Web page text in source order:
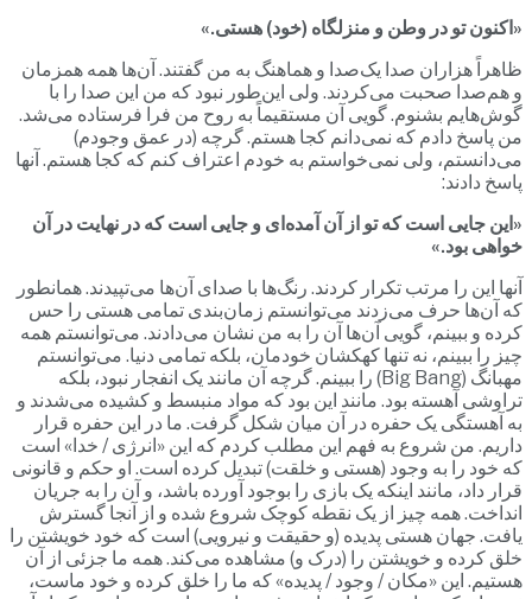
«اکنون تو در وطن و منزلگاه (خود) هستی.»
ظاهراً هزاران صدا یک‌صدا و هماهنگ به من گفتند. آن‌ها همه همزمان
و هم‌صدا صحبت می‌کردند. ولی این‌طور نبود که من این صدا را با
گوش‌هایم بشنوم. گویی آن مستقیماً به روح من فرا فرستاده می‌شد.
من پاسخ دادم که نمی‌دانم کجا هستم. گرچه (در عمق وجودم)
می‌دانستم، ولی نمی‌خواستم به خودم اعتراف کنم که کجا هستم. آنها
پاسخ دادند:
«این جایی است که تو از آن آمده‌ای و جایی است که در نهایت در آن
خواهی بود.»
آنها این را مرتب تکرار کردند. رنگ‌ها با صدای آن‌ها می‌تپیدند. همانطور
که آن‌ها حرف می‌زدند می‌توانستم زمان‌بندی تمامی هستی را حس
کرده و ببینم، گویی آن‌ها آن را به من نشان می‌دادند. می‌توانستم همه
چیز را ببینم، نه تنها کهکشان خودمان، بلکه تمامی دنیا. می‌توانستم
مهبانگ (Big Bang) را ببینم. گرچه آن مانند یک انفجار نبود، بلکه
تراوشی آهسته بود. مانند این بود که مواد منبسط و کشیده می‌شدند و
به آهستگی یک حفره در آن میان شکل گرفت. ما در این حفره قرار
داریم. من شروع به فهم این مطلب کردم که این «انرژی / خدا» است
که خود را به وجود (هستی و خلقت) تبدیل کرده است. او حکم و قانونی
قرار داد، مانند اینکه یک بازی را بوجود آورده باشد، و آن را به جریان
انداخت. همه چیز از یک نقطه کوچک شروع شده و از آنجا گسترش
یافت. جهان هستی پدیده (و حقیقت و نیرویی) است که خود خویشتن را
خلق کرده و خویشتن را (درک و) مشاهده می‌کند. همه ما جزئی از آن
هستیم. این «مکان / وجود / پدیده» که ما را خلق کرده و خود ماست،